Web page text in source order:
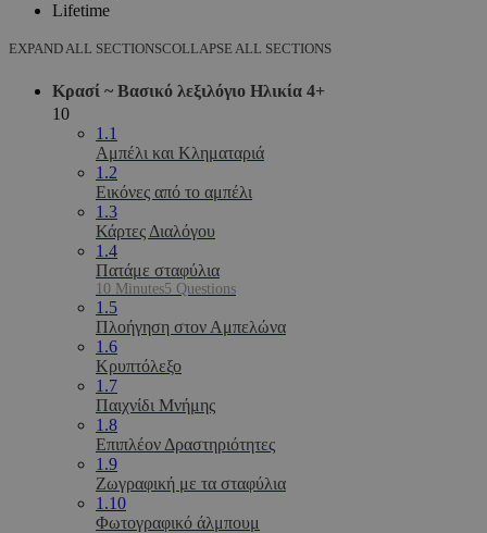
Lifetime
EXPAND ALL SECTIONSCOLLAPSE ALL SECTIONS
Κρασί ~ Βασικό λεξιλόγιο Ηλικία 4+
10
1.1
Αμπέλι και Κληματαριά
1.2
Εικόνες από το αμπέλι
1.3
Κάρτες Διαλόγου
1.4
Πατάμε σταφύλια
10 Minutes5 Questions
1.5
Πλοήγηση στον Αμπελώνα
1.6
Κρυπτόλεξο
1.7
Παιχνίδι Μνήμης
1.8
Επιπλέον Δραστηριότητες
1.9
Ζωγραφική με τα σταφύλια
1.10
Φωτογραφικό άλμπουμ